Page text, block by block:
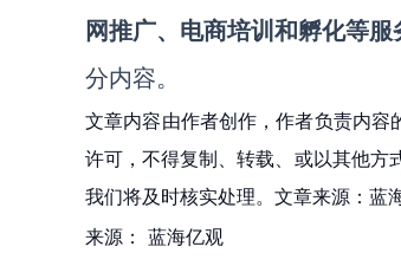
网推广、电商培训和孵化等服
分内容。
文章内容由作者创作，作者负责内
许可，不得复制、转载、或以其他
我们将及时核实处理。文章来源：蓝
来源： 蓝海亿观